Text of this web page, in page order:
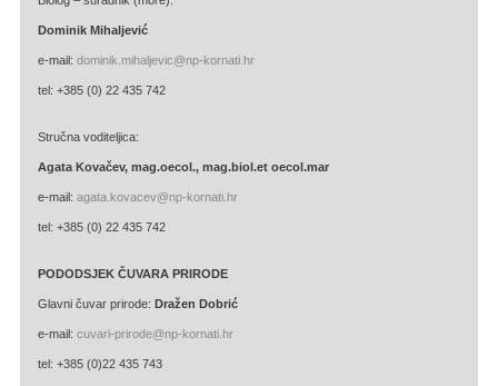
Dominik Mihaljević
e-mail: dominik.mihaljevic@np-kornati.hr
tel: +385 (0) 22 435 742
Stručna voditeljica:
Agata Kovačev, mag.oecol., mag.biol.et oecol.mar
e-mail: agata.kovacev@np-kornati.hr
tel: +385 (0) 22 435 742
PODODSJEK ČUVARA PRIRODE
Glavni čuvar prirode: Dražen Dobrić
e-mail: cuvari-prirode@np-kornati.hr
tel: +385 (0)22 435 743